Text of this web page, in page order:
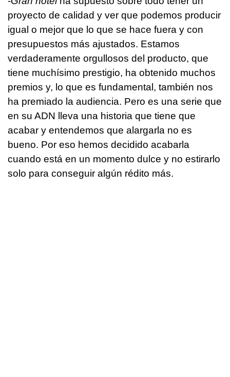
proyecto de calidad y ver que podemos producir
igual o mejor que lo que se hace fuera y con
presupuestos más ajustados. Estamos
verdaderamente orgullosos del producto, que
tiene muchísimo prestigio, ha obtenido muchos
premios y, lo que es fundamental, también nos
ha premiado la audiencia. Pero es una serie que
en su ADN lleva una historia que tiene que
acabar y entendemos que alargarla no es
bueno. Por eso hemos decidido acabarla
cuando está en un momento dulce y no estirarlo
solo para conseguir algún rédito más.